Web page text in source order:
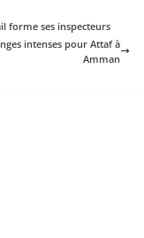
forme ses inspecteurs
intenses pour Attaf à
Amman